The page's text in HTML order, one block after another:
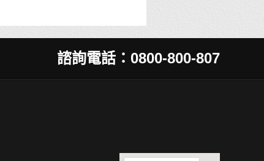
諮詢電話：0800-800-807